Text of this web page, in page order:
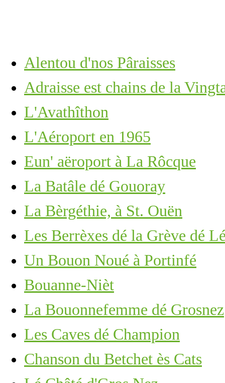
Alentou d'nos Pâraisses
Adraisse est chains de la
L'Avathîthon
L'Aéroport en 1965
Eun' aëroport à La Rôcque
La Batâle dé Gouoray
La Bèrgéthie, à St. Ouën
Les Berrèxes dé la Grève dé
Un Bouon Noué à Portinfé
Bouanne-Nièt
La Bouonnefemme dé Grosnez
Les Caves dé Champion
Chanson du Betchet ès Cats